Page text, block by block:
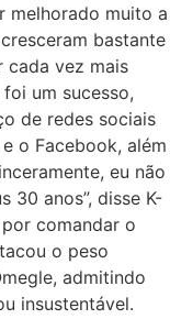
melhorado muito a
bastante
cada vez mais
um sucesso,
de redes sociais
o Facebook, além
eu não
30 anos”, disse K-
comandar o
o peso
admitindo
insustentável.